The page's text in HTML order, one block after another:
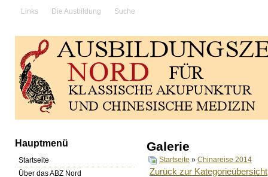
Links Die Ausbildung Suche
Hauptmenü
Startseite
Über das ABZ Nord
Galerie
Startseite » Chinareise 2014
Zurück zur Kategorieübersicht